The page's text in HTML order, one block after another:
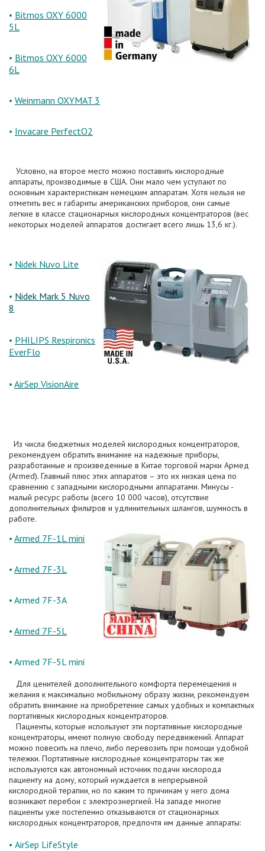
• Bitmos OXY 6000
5L
• Bitmos OXY 6000
6L
• Weinmann OXYMAT 3
• Invacare PerfectO2
Условно, на второе место можно поставить кислородные
аппараты, производимые в США. Они мало чем уступают по
основным характеристикам немецким аппаратам. Хотя нельзя не
отметить вес и габариты американских приборов, они самые
легкие в классе стационарных кислородных концентраторов (вес
некоторых моделей аппаратов достигает всего лишь 13,6 кг.).
• Nidek Nuvo Lite
• Nidek Mark 5 Nuvo
8
• PHILIPS Respironics
EverFlo
• AirSep VisionAire
Из числа бюджетных моделей кислородных концентраторов,
рекомендуем обратить внимание на надежные приборы,
разработанные и произведенные в Китае торговой марки Армед
(Armed). Главный плюс этих аппаратов – это их низкая цена по
сравнению с западными кислородными аппаратами. Минусы -
малый ресурс работы (всего 10 000 часов), отсутствие
дополнительных фильтров и удлинительных шлангов, шумность в
работе.
• Armed 7F-1L mini
• Armed 7F-3L
• Armed 7F-3A
• Armed 7F-5L
• Armed 7F-5L mini
Для ценителей дополнительного комфорта перемещения и
желания к максимально мобильному образу жизни, рекомендуем
обратить внимание на приобретение самых удобных и компактных
портативных кислородных концентраторов.
Пациенты, которые используют эти портативные кислородные
концентраторы, имеют полную свободу передвижений. Аппарат
можно повесить на плечо, либо перевозить при помощи удобной
тележки. Портативные кислородные концентраторы так же
используются как автономный источник подачи кислорода
пациенту на дому, который нуждается в непрерывной
кислородной терапии, но по каким то причинам у него дома
возникают перебои с электроэнергией. На западе многие
пациенты уже постепенно отказываются от стационарных
кислородных концентраторов, предпочтя им данные аппараты:
• AirSep LifeStyle